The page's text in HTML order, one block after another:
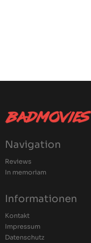
Navigation
Reviews
In memoriam
Informationen
Kontakt
Impressum
Datenschutz